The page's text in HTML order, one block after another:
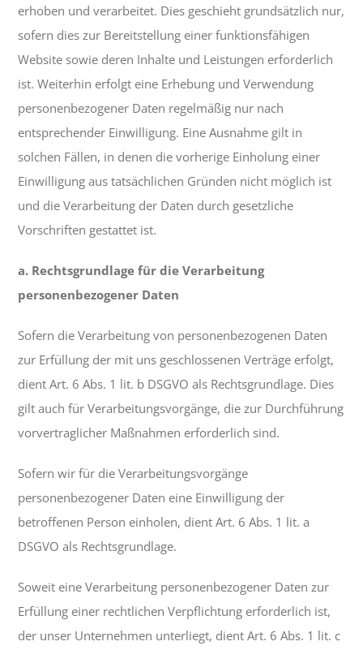
erhoben und verarbeitet. Dies geschieht grundsätzlich nur,
sofern dies zur Bereitstellung einer funktionsfähigen
Website sowie deren Inhalte und Leistungen erforderlich
ist. Weiterhin erfolgt eine Erhebung und Verwendung
personenbezogener Daten regelmäßig nur nach
entsprechender Einwilligung. Eine Ausnahme gilt in
solchen Fällen, in denen die vorherige Einholung einer
Einwilligung aus tatsächlichen Gründen nicht möglich ist
und die Verarbeitung der Daten durch gesetzliche
Vorschriften gestattet ist.
a. Rechtsgrundlage für die Verarbeitung
personenbezogener Daten
Sofern die Verarbeitung von personenbezogenen Daten
zur Erfüllung der mit uns geschlossenen Verträge erfolgt,
dient Art. 6 Abs. 1 lit. b DSGVO als Rechtsgrundlage. Dies
gilt auch für Verarbeitungsvorgänge, die zur Durchführung
vorvertraglicher Maßnahmen erforderlich sind.
Sofern wir für die Verarbeitungsvorgänge
personenbezogener Daten eine Einwilligung der
betroffenen Person einholen, dient Art. 6 Abs. 1 lit. a
DSGVO als Rechtsgrundlage.
Soweit eine Verarbeitung personenbezogener Daten zur
Erfüllung einer rechtlichen Verpflichtung erforderlich ist,
der unser Unternehmen unterliegt, dient Art. 6 Abs. 1 lit. c